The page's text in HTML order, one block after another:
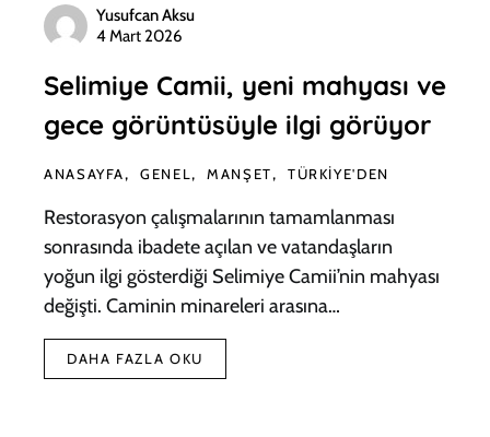
Yusufcan Aksu
4 Mart 2026
Selimiye Camii, yeni mahyası ve
gece görüntüsüyle ilgi görüyor
ANASAYFA GENEL MANŞET TÜRKIYE'DEN
Restorasyon çalışmalarının tamamlanması
sonrasında ibadete açılan ve vatandaşların
yoğun ilgi gösterdiği Selimiye Camii’nin mahyası
değişti. Caminin minareleri arasına…
DAHA FAZLA OKU